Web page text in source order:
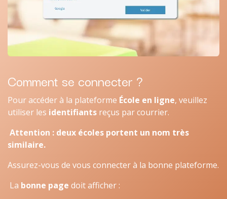
Comment se connecter ?
Pour accéder à la plateforme École en ligne, veuillez
utiliser les identifiants reçus par courrier.
Attention : deux écoles portent un nom très
similaire.
Assurez-vous de vous connecter à la bonne plateforme.
La bonne page doit afficher :